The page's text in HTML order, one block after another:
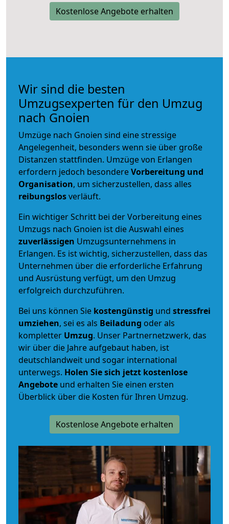
Kostenlose Angebote erhalten
Wir sind die besten
Umzugsexperten für den Umzug
nach Gnoien
Umzüge nach Gnoien sind eine stressige
Angelegenheit, besonders wenn sie über große
Distanzen stattfinden. Umzüge von Erlangen
erfordern jedoch besondereVorbereitung und
Organisation, um sicherzustellen, dass alles
reibungslosverläuft.
Ein wichtiger Schritt bei der Vorbereitung eines
Umzugs nach Gnoien ist die Auswahl eines
zuverlässigen Umzugsunternehmens in
Erlangen. Es ist wichtig, sicherzustellen, dass das
Unternehmen über die erforderliche Erfahrung
und Ausrüstung verfügt, um den Umzug
erfolgreich durchzuführen.
Bei uns können Sie kostengünstig und stressfrei
umziehen, sei es als Beiladung oder als
kompletter Umzug. Unser Partnernetzwerk, das
wir über die Jahre aufgebaut haben, ist
deutschlandweit und sogar international
unterwegs. Holen Sie sich jetzt kostenlose
Angebote und erhalten Sie einen ersten
Überblick über die Kosten für Ihren Umzug.
Kostenlose Angebote erhalten